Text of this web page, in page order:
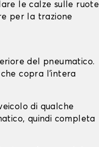
le calze sulle ruote
per la trazione
del pneumatico.
che copra l'intera
di qualche
quindi completa